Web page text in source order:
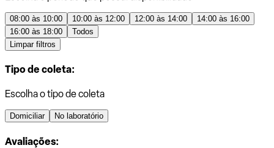
08:00 às 10:00 10:00 às 12:00 12:00 às 14:00
14:00 às 16:00
16:00 às 18:00
Todos
Limpar filtros
Tipo de coleta:
Escolha o tipo de coleta
Domiciliar No laboratório
Avaliações: